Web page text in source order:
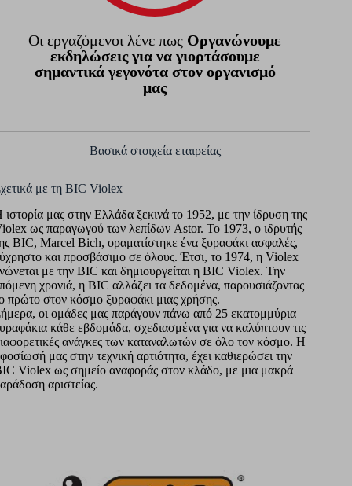
Οι εργαζόμενοι λένε πως Οργανώνουμε
εκδηλώσεις για να γιορτάσουμε
σημαντικά γεγονότα στον οργανισμό
μας
Βασικά στοιχεία εταιρείας
με τη BIC Violex
ιστορία μας στην Ελλάδα ξεκινά το 1952, με την ίδρυση της
ως παραγωγού των λεπίδων Astor. Το 1973, ο ιδρυτής
BIC, Marcel Bich, οραματίστηκε ένα ξυραφάκι ασφαλές,
και προσβάσιμο σε όλους. Έτσι, το 1974, η Violex
με την BIC και δημιουργείται η BIC Violex. Την
χρονιά, η BIC αλλάζει τα δεδομένα, παρουσιάζοντας
πρώτο στον κόσμο ξυραφάκι μιας χρήσης.
οι ομάδες μας παράγουν πάνω από 25 εκατομμύρια
κάθε εβδομάδα, σχεδιασμένα για να καλύπτουν τις
ανάγκες των καταναλωτών σε όλο τον κόσμο. Η
μας στην τεχνική αρτιότητα, έχει καθιερώσει την
Violex ως σημείο αναφοράς στον κλάδο, με μια μακρά
αριστείας.